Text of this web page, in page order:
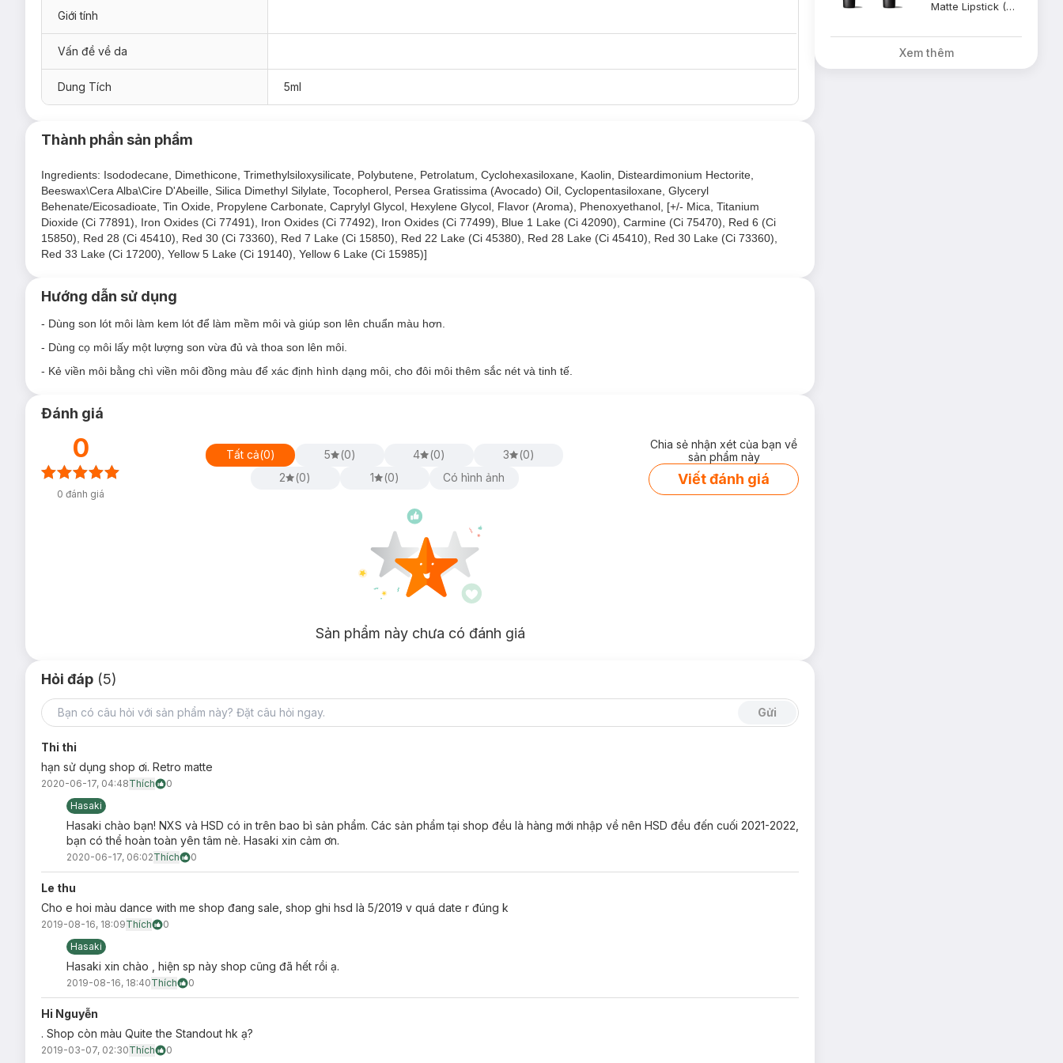
từ lần đánh đầu tiên, màu sắc tự nhiên hài hòa dù môi bạn có thâm hay bị khô. Son mang đến sự trẻ trung nhưng vô cùng sang trọng, khiến người đối
MAC Retro Matte Liquid Lipcolour
nhờ thay sự thay đổi thân son bằng nhựa trong suốt giúp các cô gái có thể nhìn thấy màu son và lượng son bên trong. Hơn thế nữa cây cọ
đánhMACRetro Matte Liquid Lipcolourđược thiết kế vát nghiêng, đảm ảo son bám đều trên đôi môi các bạn gái mà không cần dùng bút kẻ viền
môi.Chất Son Kem MAC Retro Matte Liquid Lipcolour
Giới tính
Vấn đề về da
Dung Tích 5ml
Thành phần sản phẩm
Ingredients: Isododecane, Dimethicone, Trimethylsiloxysilicate, Polybutene, Petrolatum, Cyclohexasiloxane, Kaolin, Disteardimonium Hectorite,
Beeswax\Cera Alba\Cire D'Abeille, Silica Dimethyl Silylate, Tocopherol, Persea Gratissima (Avocado) Oil, Cyclopentasiloxane, Glyceryl
Behenate/Eicosadioate, Tin Oxide, Propylene Carbonate, Caprylyl Glycol, Hexylene Glycol, Flavor (Aroma), Phenoxyethanol, [+/- Mica, Titanium
Dioxide (Ci 77891), Iron Oxides (Ci 77491), Iron Oxides (Ci 77492), Iron Oxides (Ci 77499), Blue 1 Lake (Ci 42090), Carmine (Ci 75470), Red 6 (Ci
15850), Red 28 (Ci 45410), Red 30 (Ci 73360), Red 7 Lake (Ci 15850), Red 22 Lake (Ci 45380), Red 28 Lake (Ci 45410), Red 30 Lake (Ci 73360),
Red 33 Lake (Ci 17200), Yellow 5 Lake (Ci 19140), Yellow 6 Lake (Ci 15985)]
Hướng dẫn sử dụng
- Dùng son lót môi làm kem lót để làm mềm môi và giúp son lên chuẩn màu hơn.
- Dùng cọ môi lấy một lượng son vừa đủ và thoa son lên môi.
- Kẻ viền môi bằng chì viền môi đồng màu để xác định hình dạng môi, cho đôi môi thêm sắc nét và tinh tế.
Đánh giá
0
0 đánh giá
Tất cả(0) 5 (0) 4 (0) 3 (0)
2
(0) 1 (0) Có hình ảnh
Chia sẻ nhận xét của bạn về
sản phẩm này
Viết đánh giá
Sản phẩm này chưa có đánh giá
Hỏi đáp (5)
Gửi
Thi thi
hạn sử dụng shop ơi. Retro matte
2020-06-17, 04:48Thích
0
Hasaki
Hasaki chào bạn! NXS và HSD có in trên bao bì sản phẩm. Các sản phẩm tại shop đều là hàng mới nhập về nên HSD đều đến cuối 2021-2022,
bạn có thể hoàn toàn yên tâm nè. Hasaki xin cảm ơn.
2020-06-17, 06:02Thích 0
Le thu
Cho e hoi màu dance with me shop đang sale, shop ghi hsd là 5/2019 v quá date r đúng k
2019-08-16, 18:09Thích
0
Hasaki
Hasaki xin chào , hiện sp này shop cũng đã hết rồi ạ.
2019-08-16, 18:40Thích 0
Hi Nguyễn
. Shop còn màu Quite the Standout hk ạ?
2019-03-07, 02:30Thích
0
Matte Lipstick (Marrakesh)
Xem thêm